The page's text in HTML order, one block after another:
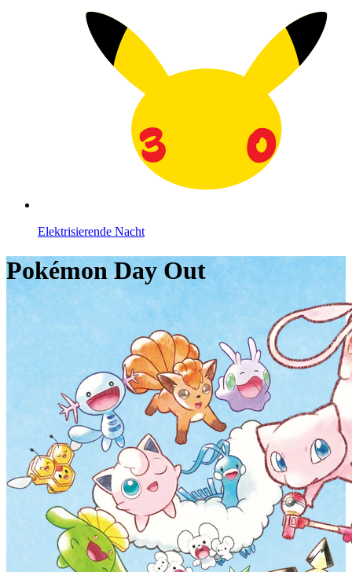
Elektrisierende Nacht
Pokémon Day Out